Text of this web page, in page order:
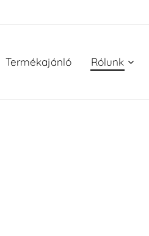
Termékajánló Rólunk